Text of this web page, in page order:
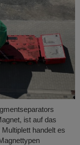
ist auf das
handelt es